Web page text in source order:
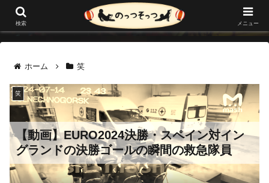
ホーム 笑
【動画】EURO2024決勝・スペイン対イン
グランドの決勝ゴールの瞬間の救急隊員
笑
検索 メニュー